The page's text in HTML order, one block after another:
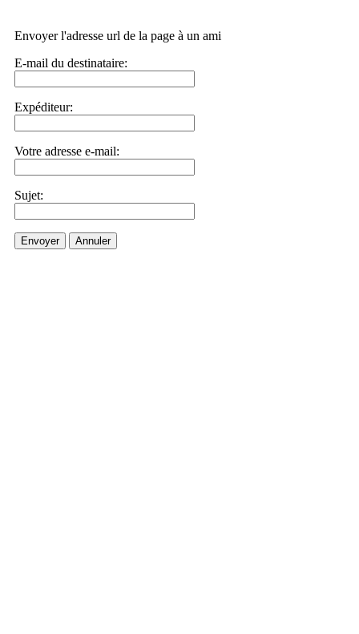
Envoyer l'adresse url de la page à un ami
E-mail du destinataire:
Expéditeur:
Votre adresse e-mail:
Sujet:
Envoyer Annuler